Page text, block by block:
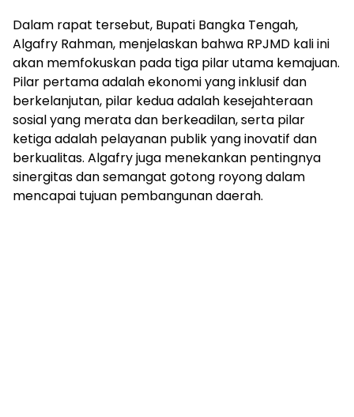
‎Dalam rapat tersebut, Bupati Bangka Tengah,
Algafry Rahman, menjelaskan bahwa RPJMD kali ini
akan memfokuskan pada tiga pilar utama kemajuan.
Pilar pertama adalah ekonomi yang inklusif dan
berkelanjutan, pilar kedua adalah kesejahteraan
sosial yang merata dan berkeadilan, serta pilar
ketiga adalah pelayanan publik yang inovatif dan
berkualitas. Algafry juga menekankan pentingnya
sinergitas dan semangat gotong royong dalam
mencapai tujuan pembangunan daerah.